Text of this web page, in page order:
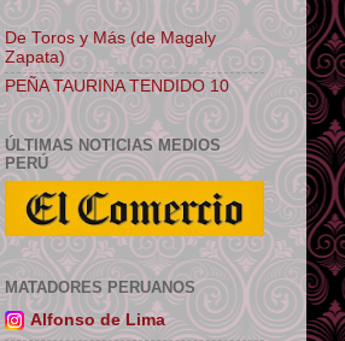
De Toros y Más (de Magaly
Zapata)
PEÑA TAURINA TENDIDO 10
ÚLTIMAS NOTICIAS MEDIOS
PERÚ
MATADORES PERUANOS
Alfonso de Lima